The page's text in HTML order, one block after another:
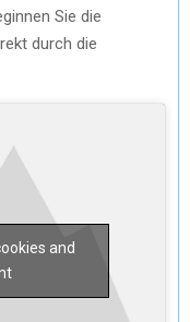
Sie die
durch die
and